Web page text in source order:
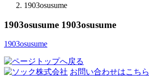
1903osusume
1903osusume 1903osusume
1903osusume
お問い合わせはこちら